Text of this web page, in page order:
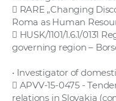
 RARE „Changing
Roma as Human
 HUSK/1101/1.6.1/0131
governing region –
• Investigator of
 APVV-15-0475 -
relations in Slovakia